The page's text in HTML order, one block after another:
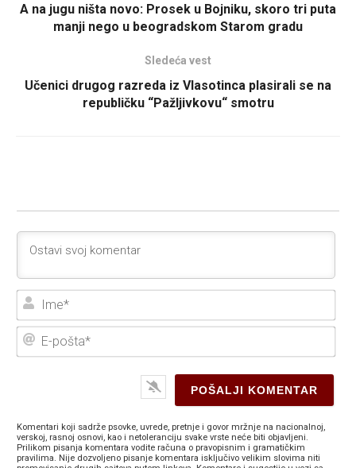
A na jugu ništa novo: Prosek u Bojniku, skoro tri puta
manji nego u beogradskom Starom gradu
Sledeća vest
Učenici drugog razreda iz Vlasotinca plasirali se na
republičku “Pažljivkovu“ smotru
E-
Komentari koji sadrže psovke, uvrede, pretnje i govor mržnje na nacionalnoj,
verskoj, rasnoj osnovi, kao i netoleranciju svake vrste neće biti objavljeni.
Prilikom pisanja komentara vodite računa o pravopisnim i gramatičkim
pravilima. Nije dozvoljeno pisanje komentara isključivo velikim slovima niti